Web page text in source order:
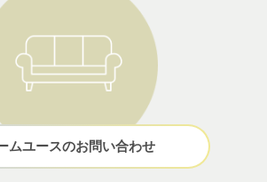
ムユースのお問い合わせ